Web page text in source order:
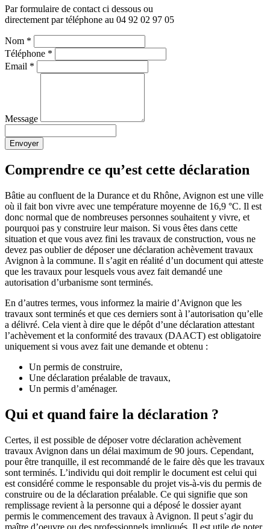
Par formulaire de contact ci dessous ou
directement par téléphone au 04 92 02 97 05
Nom *
Téléphone *
Email *
Message
Envoyer
Comprendre ce qu’est cette déclaration
Bâtie au confluent de la Durance et du Rhône, Avignon est une ville
où il fait bon vivre avec une température moyenne de 16,9 °C. Il est
donc normal que de nombreuses personnes souhaitent y vivre, et
pourquoi pas y construire leur maison. Si vous êtes dans cette
situation et que vous avez fini les travaux de construction, vous ne
devez pas oublier de déposer une déclaration achèvement travaux
Avignon à la commune. Il s’agit en réalité d’un document qui atteste
que les travaux pour lesquels vous avez fait demandé une
autorisation d’urbanisme sont terminés.
En d’autres termes, vous informez la mairie d’Avignon que les
travaux sont terminés et que ces derniers sont à l’autorisation qu’elle
a délivré. Cela vient à dire que le dépôt d’une déclaration attestant
l’achèvement et la conformité des travaux (DAACT) est obligatoire
uniquement si vous avez fait une demande et obtenu :
Un permis de construire,
Une déclaration préalable de travaux,
Un permis d’aménager.
Qui et quand faire la déclaration ?
Certes, il est possible de déposer votre déclaration achèvement
travaux Avignon dans un délai maximum de 90 jours. Cependant,
pour être tranquille, il est recommandé de le faire dès que les travaux
sont terminés. L’individu qui doit remplir le document est celui qui
est considéré comme le responsable du projet vis-à-vis du permis de
construire ou de la déclaration préalable. Ce qui signifie que son
remplissage revient à la personne qui a déposé le dossier ayant
permis le commencement des travaux à Avignon. Il peut s’agir du
maître d’oeuvre ou des professionnels impliqués. Il est utile de noter